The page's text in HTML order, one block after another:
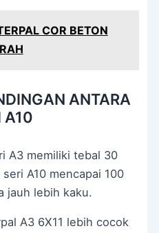
COR BETON
ANTARA
A10
A3 memiliki tebal 30
A10 mencapai 100
jauh lebih kaku.
A3 6X11 lebih cocok